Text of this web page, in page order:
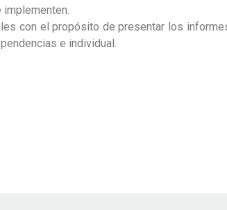
con el propósito de presentar los
e individual.